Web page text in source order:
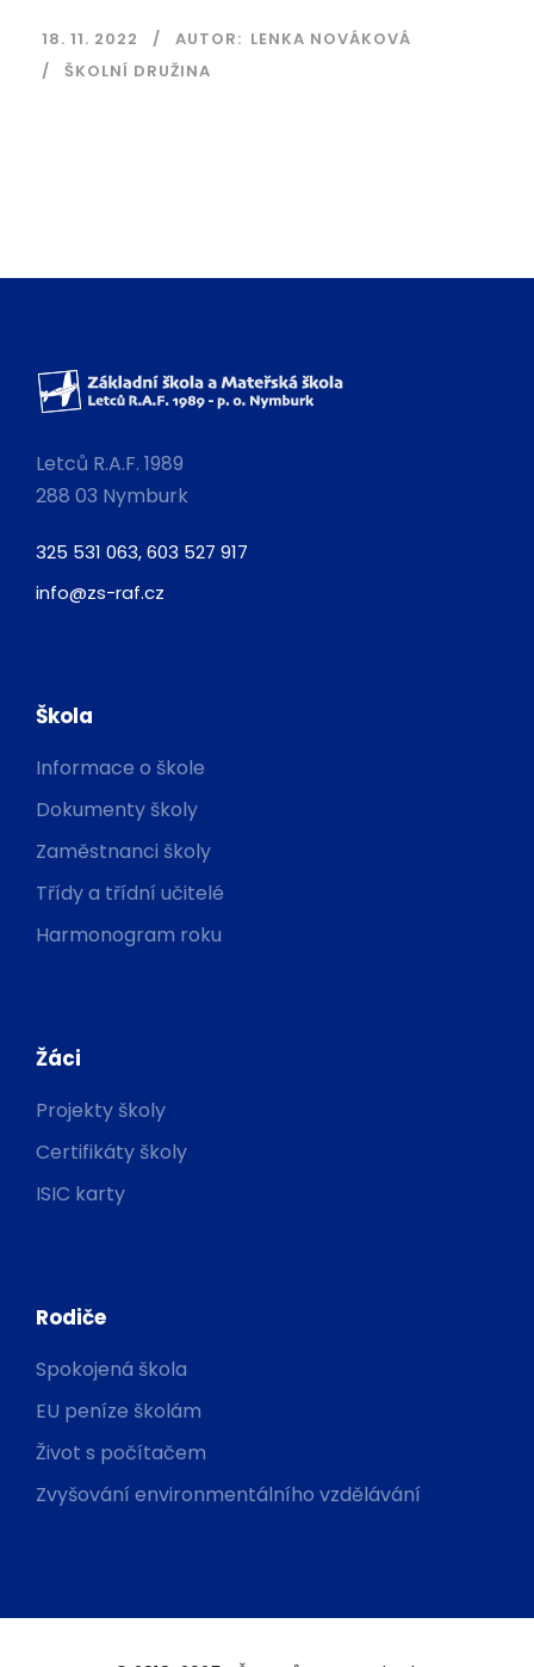
18. 11. 2022 AUTOR: LENKA NOVÁKOVÁ
ŠKOLNÍ DRUŽINA
Letců R.A.F. 1989
288 03 Nymburk
325 531 063, 603 527 917
info@zs-raf.cz
Škola
Informace o škole
Dokumenty školy
Zaměstnanci školy
Třídy a třídní učitelé
Harmonogram roku
Žáci
Projekty školy
Certifikáty školy
ISIC karty
Rodiče
Spokojená škola
EU peníze školám
Život s počítačem
Zvyšování environmentálního vzdělávání